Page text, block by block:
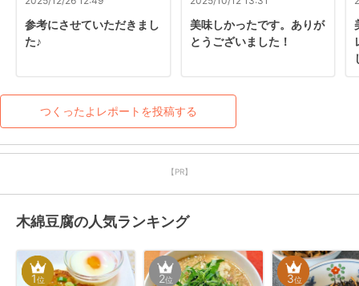
参考にさせていただきまし
た♪
美味しかったです。ありが
とうございました！
つくったよレポートを投稿する
【PR】
木綿豆腐の人気ランキング
1位 2位 3位